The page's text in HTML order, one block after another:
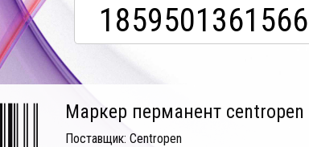
Маркер перманент
Поставщик: Centropen